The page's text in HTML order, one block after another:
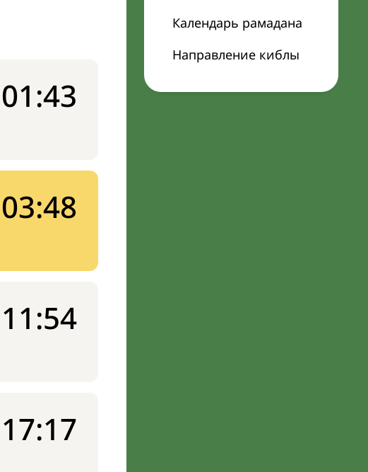
Календарь рамадана
Направление киблы
01:43
03:48
11:54
17:17